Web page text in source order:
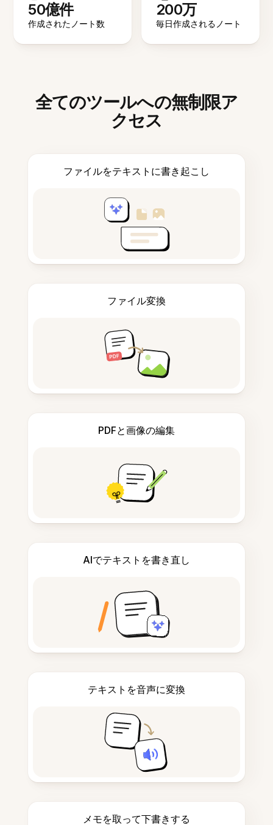
50億件
作成されたノート数
200万
毎日作成されるノート
全てのツールへの無制限ア
クセス
ファイルをテキストに書き起こし
ファイル変換
PDFと画像の編集
AIでテキストを書き直し
テキストを音声に変換
メモを取って下書きする